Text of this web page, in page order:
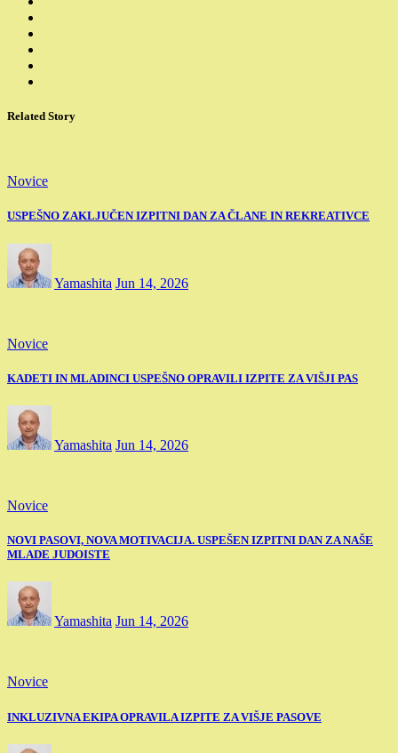
Related Story
Novice
USPEŠNO ZAKLJUČEN IZPITNI DAN ZA ČLANE IN REKREATIVCE
Yamashita Jun 14, 2026
Novice
KADETI IN MLADINCI USPEŠNO OPRAVILI IZPITE ZA VIŠJI PAS
Yamashita Jun 14, 2026
Novice
NOVI PASOVI, NOVA MOTIVACIJA. USPEŠEN IZPITNI DAN ZA NAŠE
MLADE JUDOISTE
Yamashita Jun 14, 2026
Novice
INKLUZIVNA EKIPA OPRAVILA IZPITE ZA VIŠJE PASOVE